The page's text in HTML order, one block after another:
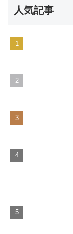
人気記事